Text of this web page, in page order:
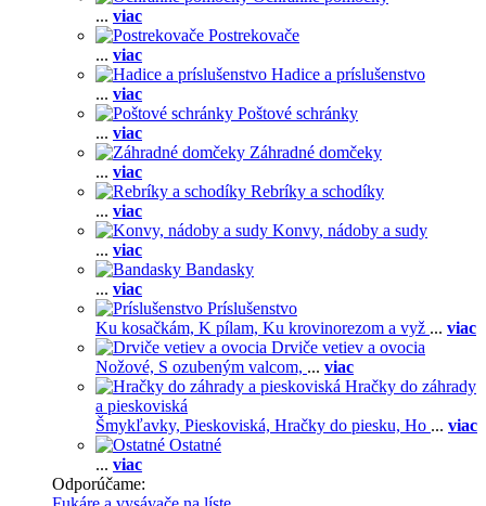
... viac
Postrekovače
... viac
Hadice a príslušenstvo
... viac
Poštové schránky
... viac
Záhradné domčeky
... viac
Rebríky a schodíky
... viac
Konvy, nádoby a sudy
... viac
Bandasky
... viac
Príslušenstvo
Ku kosačkám, K pílam, Ku krovinorezom a vyž ... viac
Drviče vetiev a ovocia
Nožové, S ozubeným valcom, ... viac
Hračky do záhrady
a pieskoviská
Šmykľavky, Pieskoviská, Hračky do piesku, Ho ... viac
Ostatné
... viac
Odporúčame: